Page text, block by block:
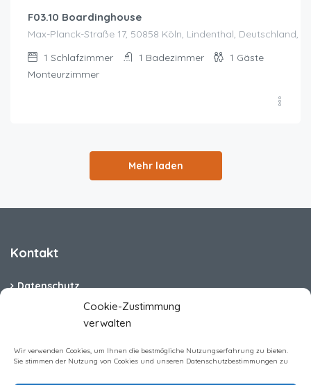
Cookie-Zustimmung
verwalten
Wir verwenden Cookies, um Ihnen die bestmögliche Nutzungserfahrung zu bieten.
Sie stimmen der Nutzung von Cookies und unseren Datenschutzbestimmungen zu
F03.10 Boardinghouse
Max-Planck-Straße 17, 50858 Köln, Lindenthal, Deutschland,
1 Schlafzimmer 1 Badezimmer 1 Gäste
Monteurzimmer
Mehr laden
Kontakt
Datenschutz
Cookie-Richtlinie (EU)
Barrierefreiheit